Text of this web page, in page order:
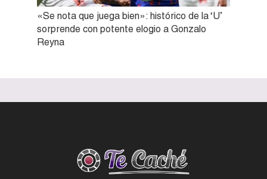
«Se nota que juega bien»: histórico de la ‘U’
sorprende con potente elogio a Gonzalo
Reyna